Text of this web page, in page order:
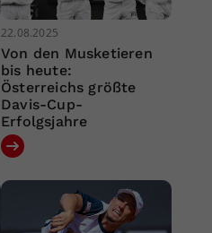
22.08.2025
Von den Musketieren
bis heute:
Österreichs größte
Davis-Cup-
Erfolgsjahre